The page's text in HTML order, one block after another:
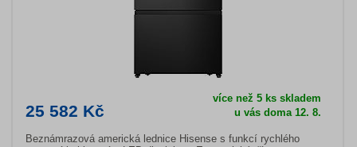
25 582 Kč
více než 5 ks skladem
u vás doma 12. 8.
Beznámrazová americká lednice Hisense s funkcí rychlého